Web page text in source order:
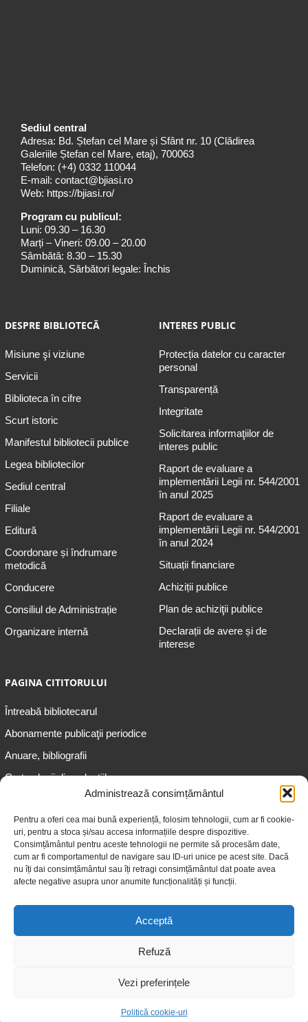
Administrează consimțământul
Pentru a oferi cea mai bună experiență, folosim tehnologii, cum ar fi cookie-
uri, pentru a stoca și/sau accesa informațiile despre dispozitive.
Consimțământul pentru aceste tehnologii ne permite să procesăm date,
cum ar fi comportamentul de navigare sau ID-uri unice pe acest site. Dacă
nu îți dai consimțământul sau îți retragi consimțământul dat poate avea
afecte negative asupra unor anumite funcționalități și funcții.
Acceptă
Refuză
Vezi preferințele
Politică cookie-uri
Sediul central
Adresa: Bd. Ștefan cel Mare și Sfânt nr. 10 (Clădirea
Galeriile Ștefan cel Mare, etaj), 700063
Telefon: (+4) 0332 110044
E-mail: contact@bjiasi.ro
Web: https://bjiasi.ro/
Program cu publicul:
Luni: 09.30 – 16.30
Marți – Vineri: 09.00 – 20.00
Sâmbătă: 8.30 – 15.30
Duminică, Sărbători legale: Închis
DESPRE BIBLIOTECĂ
Misiune şi viziune
Servicii
Biblioteca în cifre
Scurt istoric
Manifestul bibliotecii publice
Legea bibliotecilor
Sediul central
Filiale
Editură
Coordonare și îndrumare
metodică
Conducere
Consiliul de Administrație
Organizare internă
INTERES PUBLIC
Protecția datelor cu caracter
personal
Transparență
Integritate
Solicitarea informaţiilor de
interes public
Raport de evaluare a
implementării Legii nr. 544/2001
în anul 2025
Raport de evaluare a
implementării Legii nr. 544/2001
în anul 2024
Situații financiare
Achiziții publice
Plan de achiziţii publice
Declarații de avere și de
interese
PAGINA CITITORULUI
Întreabă bibliotecarul
Abonamente publicaţii periodice
Anuare, bibliografii
Cartea lunii din colecțiile
Informații pentru adolescenți
Informații pentru adulți
Informații pentru seniori
© 2026 Biblioteca Judeţeană „Gheorghe Asachi” Iaşi